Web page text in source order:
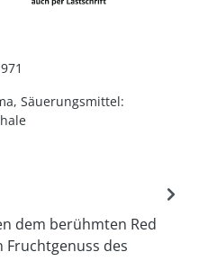
Säuerungsmittel:
dem berühmten Red
Fruchtgenuss des